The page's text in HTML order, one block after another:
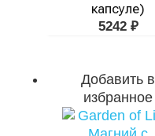
капсуле)
5242 ₽
Добавить в
избранное